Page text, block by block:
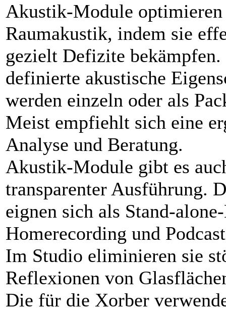
Akustik-Module
Raumakustik, indem sie
gezielt Defizite bekämpfen.
definierte akustische
werden einzeln oder als
Meist empfiehlt sich eine
Analyse und Beratung.
Akustik-Module gibt es
transparenter Ausführung.
eignen sich als Stand-
Homerecording und
Im Studio eliminieren sie
Reflexionen von
Die für die Xorber